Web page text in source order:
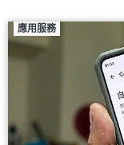
應用服務